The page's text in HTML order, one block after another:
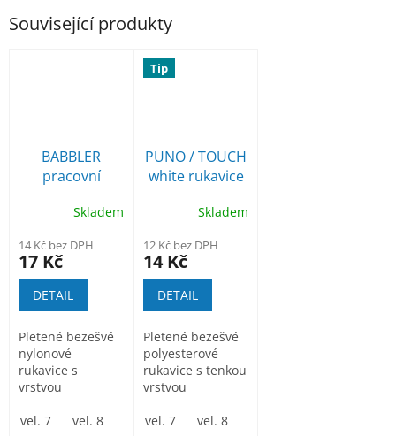
Související produkty
BABBLER
pracovní
povrstvené
Skladem
14 Kč bez DPH
17 Kč
DETAIL
Pletené bezešvé
nylonové
rukavice s
vrstvou
nitrilu v dlani a
vel. 7 vel. 8 vel. 9 vel. 10
Tip
PUNO / TOUCH
white rukavice
polyuretanem
Skladem
12 Kč bez DPH
14 Kč
DETAIL
Pletené bezešvé
polyesterové
rukavice s tenkou
vrstvou
dlani a na
vel. 7 vel. 8